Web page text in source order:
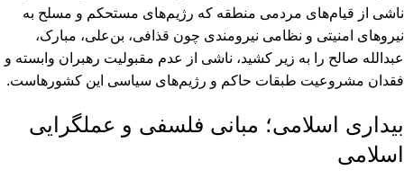
ناشی از قیام‌های مردمی منطقه که رژیم‌های مستحکم و مسلح به
نیروهای امنیتی و نظامی نیرومندی چون قذافی، بن‌علی، مبارک،
عبدالله صالح را به زیر کشید، ناشی از عدم مقبولیت رهبران وابسته و
فقدان مشروعیت طبقات حاکم و رژیم‌های سیاسی این کشورهاست.
بیداری اسلامی؛ مبانی فلسفی و عملگرایی
اسلامی